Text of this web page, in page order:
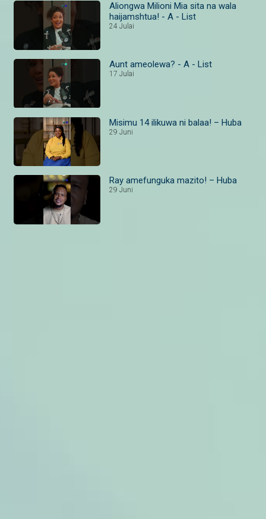
Aliongwa Milioni Mia sita na wala
haijamshtua! - A - List
24 Julai
Aunt ameolewa? - A - List
17 Julai
Misimu 14 ilikuwa ni balaa! – Huba
29 Juni
Ray amefunguka mazito! – Huba
29 Juni